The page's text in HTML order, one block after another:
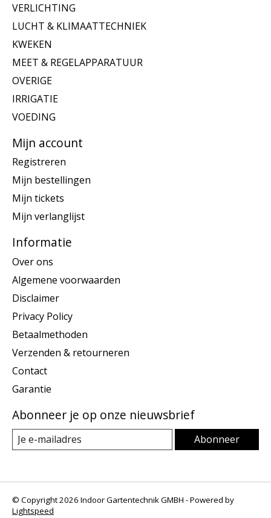
VERLICHTING
LUCHT & KLIMAATTECHNIEK
KWEKEN
MEET & REGELAPPARATUUR
OVERIGE
IRRIGATIE
VOEDING
Mijn account
Registreren
Mijn bestellingen
Mijn tickets
Mijn verlanglijst
Informatie
Over ons
Algemene voorwaarden
Disclaimer
Privacy Policy
Betaalmethoden
Verzenden & retourneren
Contact
Garantie
Abonneer je op onze nieuwsbrief
Abonneer
© Copyright 2026 Indoor Gartentechnik GMBH - Powered by
Lightspeed